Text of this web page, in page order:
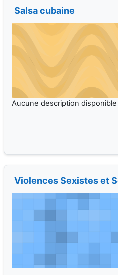
Salsa cubaine
Violences Sexistes et